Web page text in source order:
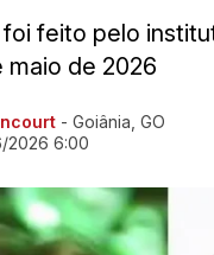
feito pelo
maio de 2026
- Goiânia, GO
2026 6:00